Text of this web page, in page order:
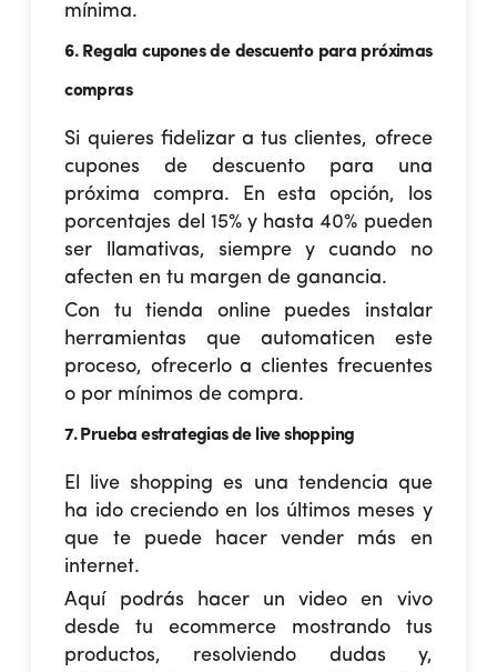
mínima.
6. Regala cupones de descuento para próximas
compras
Si quieres fidelizar a tus clientes, ofrece
cupones de descuento para una
próxima compra. En esta opción, los
porcentajes del 15% y hasta 40% pueden
ser llamativas, siempre y cuando no
afecten en tu margen de ganancia.
Con tu tienda online puedes instalar
herramientas que automaticen este
proceso, ofrecerlo a clientes frecuentes
o por mínimos de compra.
7. Prueba estrategias de live shopping
El live shopping es una tendencia que
ha ido creciendo en los últimos meses y
que te puede hacervender más en
internet.
Aquí podrás hacer un video en vivo
desde tu ecommerce mostrando tus
productos, resolviendo dudas y,